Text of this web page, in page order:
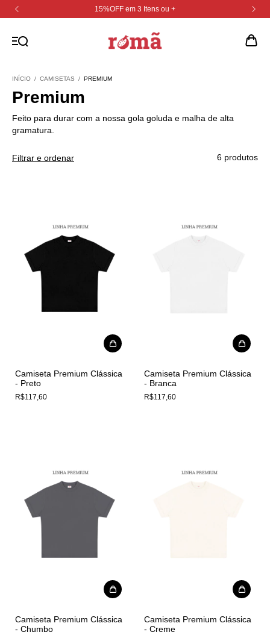
15%OFF em 3 Itens ou +
INÍCIO / CAMISETAS / PREMIUM
Premium
Feito para durar com a nossa gola goluda e malha de alta
gramatura.
Filtrar e ordenar 6 produtos
Camiseta Premium Clássica
- Preto
R$117,60
Camiseta Premium Clássica
- Branca
R$117,60
Camiseta Premium Clássica
- Chumbo
Camiseta Premium Clássica
- Creme